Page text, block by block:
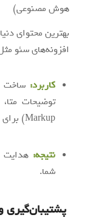
هوش مصنوعی)
بهترین محتوای
افزونه‌های سئو مثل یک مشاور ۲۴
کاربرد:
Markup) برای نمایش ستاره‌ها و بخش FAQ در نتایج گوگل.
نتیجه: هدایت
شما.